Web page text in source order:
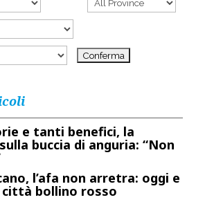
e tanti benefici, la
buccia di anguria: “Non
l’afa non arretra: oggi e
città bollino rosso